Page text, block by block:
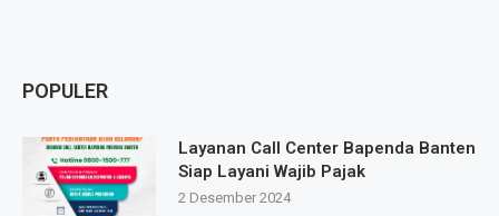
POPULER
Layanan Call Center Bapenda Banten
Siap Layani Wajib Pajak
2 Desember 2024